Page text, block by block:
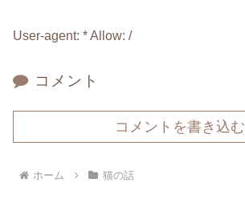
User-agent: * Allow: /
コメント
コメントを書き込む
ホーム 猫の話